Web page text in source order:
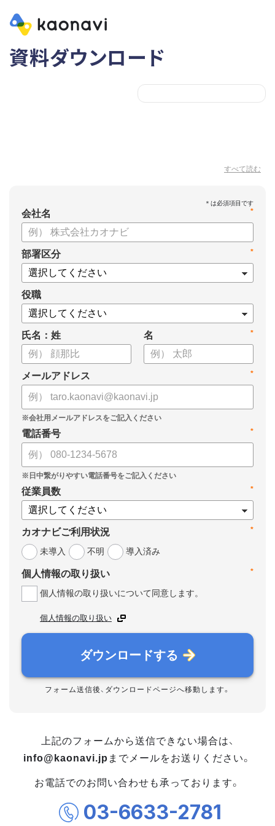
資料ダウンロード
すべて読む
*
会社名
*
部署区分
役職
氏名：姓 *
名
*
メールアドレス
*
電話番号
*
従業員数
*
カオナビご利用状況
未導入
不明 導入済み
*
個人情報の取り扱い
個人情報の取り扱いについて同意します。
個人情報の取り扱い
ダウンロードする
フォーム送信後、ダウンロードページへ移動します。
上記のフォームから送信できない場合は、
info@kaonavi.jp までメールをお送りください。
お電話でのお問い合わせも承っております。
03-6633-2781